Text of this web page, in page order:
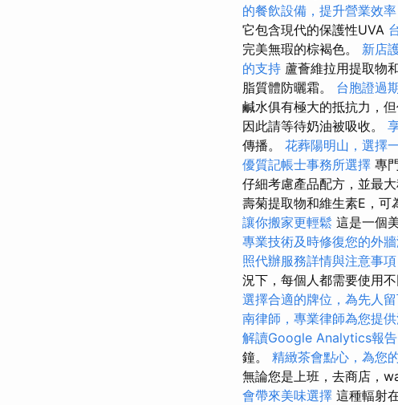
的餐飲設備，提升營業效率
它包含現代的保護性UVA
完美無瑕的棕褐色。 新店
的支持 蘆薈維拉用提取物
脂質體防曬霜。 台胞證過
鹹水俱有極大的抵抗力，
因此請等待奶油被吸收。
傳播。 花葬陽明山，選擇
優質記帳士事務所選擇 專
仔細考慮產品配方，並最
壽菊提取物和維生素E，可
讓你搬家更輕鬆 這是一個
專業技術及時修復您的外
照代辦服務詳情與注意事項
況下，每個人都需要使用
選擇合適的牌位，為先人
南律師，專業律師為您提
解讀Google Analytics報告
鐘。 精緻茶會點心，為您
無論您是上班，去商店，
會帶來美味選擇 這種輻射